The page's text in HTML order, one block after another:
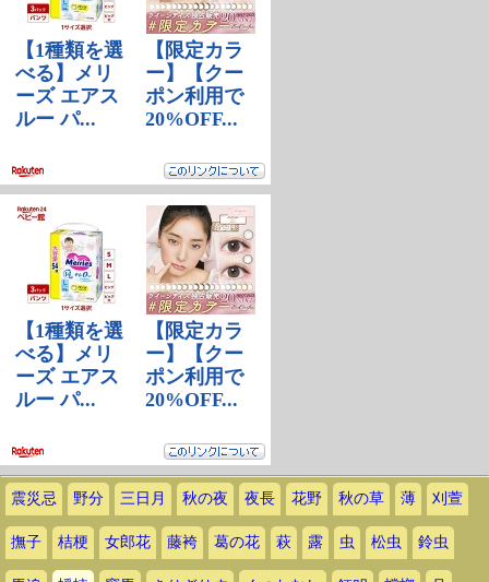
震災忌 野分 三日月 秋の夜 夜長 花野 秋の草 薄 刈萱
撫子 桔梗 女郎花 藤袴 葛の花 萩 露 虫 松虫 鈴虫